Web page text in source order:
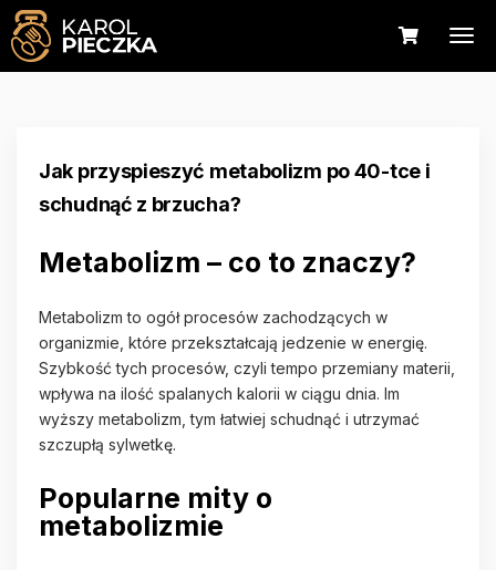
Jak przyspieszyć metabolizm po 40-tce i
schudnąć z brzucha?
Metabolizm – co to znaczy?
Metabolizm to ogół procesów zachodzących w
organizmie, które przekształcają jedzenie w energię.
Szybkość tych procesów, czyli tempo przemiany materii,
wpływa na ilość spalanych kalorii w ciągu dnia. Im
wyższy metabolizm, tym łatwiej schudnąć i utrzymać
szczupłą sylwetkę.
Popularne mity o
metabolizmie